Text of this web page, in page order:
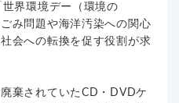
界環境デー（環境の
み問題や海洋汚染への関心
会への転換を促す役割が求
棄されていたCD・DVDケ